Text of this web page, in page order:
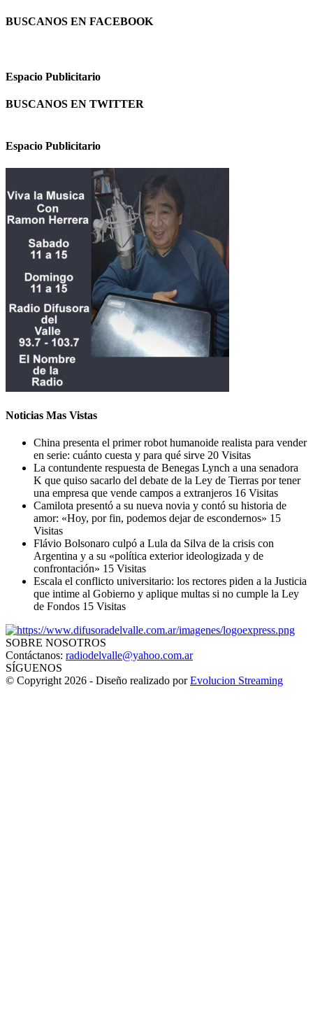
BUSCANOS EN FACEBOOK
Espacio Publicitario
BUSCANOS EN TWITTER
Espacio Publicitario
Noticias Mas Vistas
China presenta el primer robot humanoide realista para vender
en serie: cuánto cuesta y para qué sirve 20 Visitas
La contundente respuesta de Benegas Lynch a una senadora
K que quiso sacarlo del debate de la Ley de Tierras por tener
una empresa que vende campos a extranjeros 16 Visitas
Camilota presentó a su nueva novia y contó su historia de
amor: «Hoy, por fin, podemos dejar de escondernos» 15
Visitas
Flávio Bolsonaro culpó a Lula da Silva de la crisis con
Argentina y a su «política exterior ideologizada y de
confrontación» 15 Visitas
Escala el conflicto universitario: los rectores piden a la Justicia
que intime al Gobierno y aplique multas si no cumple la Ley
de Fondos 15 Visitas
SOBRE NOSOTROS
Contáctanos: radiodelvalle@yahoo.com.ar
SÍGUENOS
© Copyright 2026 - Diseño realizado porEvolucion Streaming